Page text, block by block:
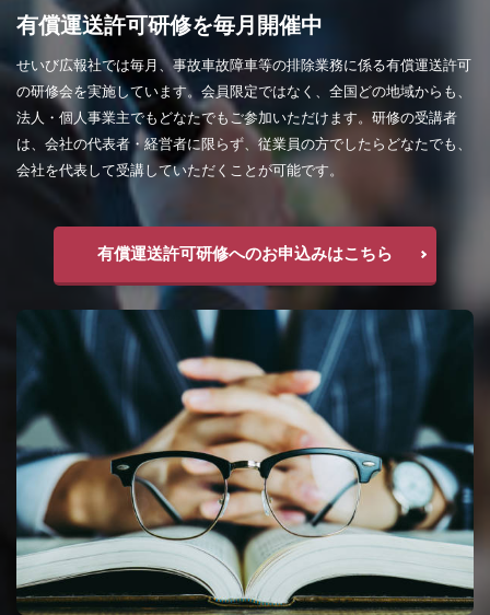
有償運送許可研修を毎月開催中
せいび広報社では毎月、事故車故障車等の排除業務に係る有償運送許可
の研修会を実施しています。会員限定ではなく、全国どの地域からも、
法人・個人事業主でもどなたでもご参加いただけます。研修の受講者
は、会社の代表者・経営者に限らず、従業員の方でしたらどなたでも、
会社を代表して受講していただくことが可能です。
有償運送許可研修へのお申込みはこちら